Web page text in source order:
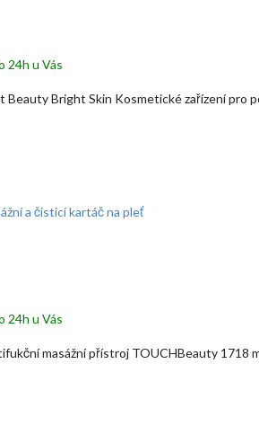
24h u Vás
Beauty Bright Skin Kosmetické zařízení pro
a čisticí kartáč na pleť
24h u Vás
masážní přístroj TOUCHBeauty 1718